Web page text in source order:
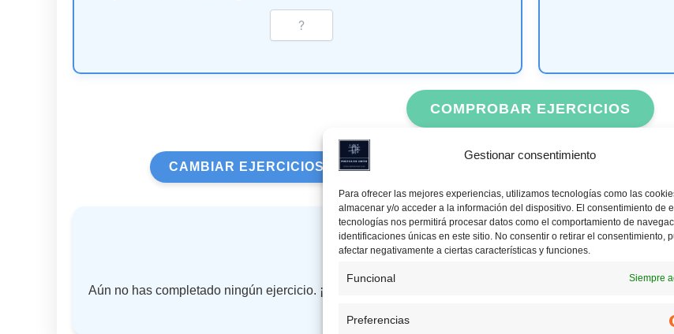
Gestionar consentimiento
Para ofrecer las mejores experiencias, utilizamos tecnologías como las
almacenar y/o acceder a la información del dispositivo. El consentimiento de
tecnologías nos permitirá procesar datos como el comportamiento de
identificaciones únicas en este sitio. No consentir o retirar el consentimiento,
afectar negativamente a ciertas características y funciones.
Funcional Siempre
Preferencias
COMPROBAR EJERCICIOS
CAMBIAR EJERCICIOS SUBIR DE NIVEL
Análisis de Progreso
Aún no has completado ningún ejercicio. ¡Comienza a resolver para ver tu progreso!